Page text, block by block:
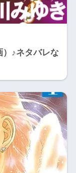
）♪ネタバレな